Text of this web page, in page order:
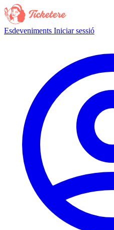
Esdeveniments Iniciar sessió